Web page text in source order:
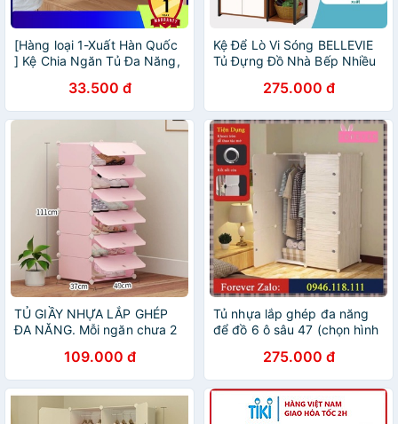
[Hàng loại 1-Xuất Hàn Quốc
] Kệ Chia Ngăn Tủ Đa Năng,
Vít,Siêu Tiện Lợi.
33.500 đ
Kệ Để Lò Vi Sóng BELLEVIE
Tủ Đựng Đồ Nhà Bếp Nhiều
Thước 78x30x70
275.000 đ
TỦ GIẦY NHỰA LẮP GHÉP
ĐA NĂNG. Mỗi ngăn chưa 2
phấn nhạt siêu xink
109.000 đ
Tủ nhựa lắp ghép đa năng
để đồ 6 ô sâu 47 (chọn hình
275.000 đ